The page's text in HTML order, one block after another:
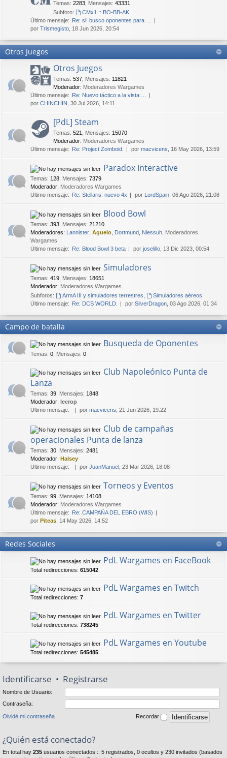
Temas: 2283 Mensajes: 43331
Subforo:
CMx1 :: BO-BB-AK
Último mensaje: Re: si! busco oponentes para …
por Trismegisto , 18 Jun 2026, 20:54
Otros Juegos
Otros Juegos
Temas: 537 Mensajes: 11821
Moderador: Moderadores Wargames
Último mensaje: Re: Nuevo táctico a la vista:…
por CHINCHIN , 30 Jul 2026, 14:11
[PdL] Steam
Temas: 521 Mensajes: 15070
Moderador: Moderadores Wargames
Último mensaje: Re: Project Zomboid. por macvicens , 16 May 2026, 13:59
Paradox Interactive
Temas: 128 Mensajes: 7379
Moderador: Moderadores Wargames
Último mensaje: Re: Stellaris: nuevo 4x por LordSpain , 06 Ago 2026, 21:08
Blood Bowl
Temas: 393 Mensajes: 21210
Moderadores: Lannister Aguelo Dortmund Niessuh Moderadores
Wargames
Último mensaje: Re: Blood Bowl 3 beta por joselillo , 13 Dic 2023, 00:54
Simuladores
Temas: 419 Mensajes: 18651
Moderador: Moderadores Wargames
Subforos:
ArmA III y simuladores terrestres
Simuladores aéreos
Último mensaje: Re: DCS WORLD. por SilverDragon , 03 Ago 2026, 01:34
Campo de batalla
Busqueda de Oponentes
Temas: 0 Mensajes: 0
Club Napoleónico Punta de
Lanza
Temas: 39 Mensajes: 1848
Moderador: lecrop
Último mensaje:
por macvicens , 21 Jun 2026, 19:22
Club de campañas
operacionales Punta de lanza
Temas: 30 Mensajes: 2481
Moderador: Halsey
Último mensaje:
por JuanManuel , 23 Mar 2026, 18:08
Torneos y Eventos
Temas: 99 Mensajes: 14108
Moderador: Moderadores Wargames
Último mensaje: Re: CAMPAÑA DEL EBRO (WIS)
por Piteas , 14 May 2026, 14:52
Redes Sociales
PdL Wargames en FaceBook
Total redirecciones: 615042
PdL Wargames en Twitch
Total redirecciones: 7
PdL Wargames en Twitter
Total redirecciones: 738245
PdL Wargames en Youtube
Total redirecciones: 545485
Identificarse • Registrarse
Nombre de Usuario:
Contraseña:
Olvidé mi contraseña Recordar
¿Quién está conectado?
En total hay 235 usuarios conectados :: 5 registrados, 0 ocultos y 230 invitados (basados